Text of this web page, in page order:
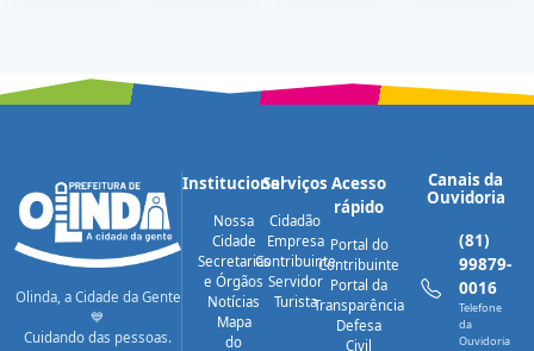
Olinda, a Cidade da Gente
💙
Cuidando das pessoas.
Institucional
Nossa
Cidade
Secretarias
e Órgãos
Notícias
Mapa
do
Serviços
Cidadão
Empresa
Contribuinte
Servidor
Turista
Acesso
rápido
Portal do
Contribuinte
Portal da
Transparência
Defesa
Civil
Canais da
Ouvidoria
(81)
99879-
0016
Telefone
da
Ouvidoria